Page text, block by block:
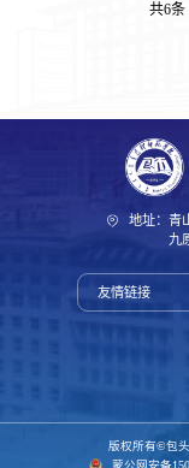
共6条
地址：青
九原校
友情链接
版权所有©
蒙公网安备